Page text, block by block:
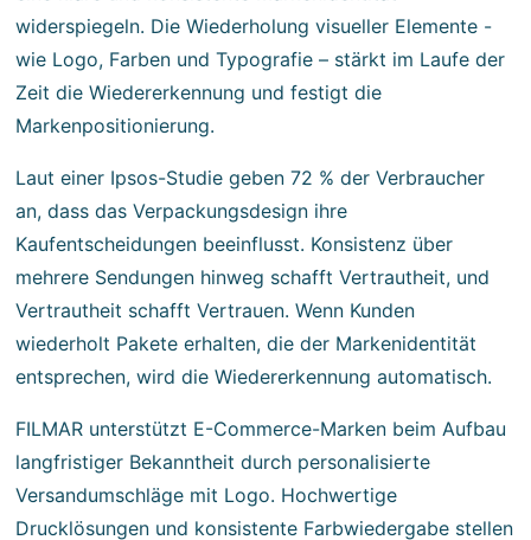
widerspiegeln. Die Wiederholung visueller Elemente -
wie Logo, Farben und Typografie – stärkt im Laufe der
Zeit die Wiedererkennung und festigt die
Markenpositionierung.
Laut einer Ipsos-Studie geben 72 % der Verbraucher
an, dass das Verpackungsdesign ihre
Kaufentscheidungen beeinflusst. Konsistenz über
mehrere Sendungen hinweg schafft Vertrautheit, und
Vertrautheit schafft Vertrauen. Wenn Kunden
wiederholt Pakete erhalten, die der Markenidentität
entsprechen, wird die Wiedererkennung automatisch.
FILMAR unterstützt E-Commerce-Marken beim Aufbau
langfristiger Bekanntheit durch personalisierte
Versandumschläge mit Logo. Hochwertige
Drucklösungen und konsistente Farbwiedergabe stellen